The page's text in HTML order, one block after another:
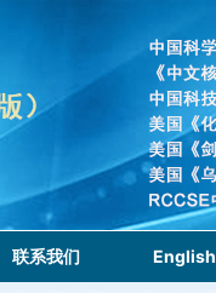
联系我们 English